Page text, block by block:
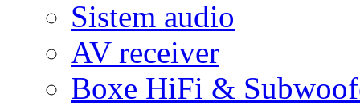
Sistem audio
AV receiver
Boxe HiFi &